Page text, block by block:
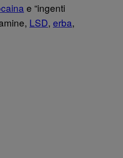
e “ingenti
LSD, erba,